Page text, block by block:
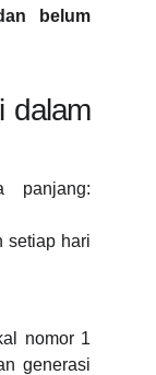
belum
dalam
panjang:
setiap hari
nomor 1
generasi